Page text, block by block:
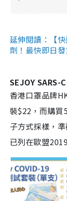
延伸閱讀：【
劑！最快即日
SEJOY SARS-
香港口罩品牌
裝$22，而購買
子方式採樣，
已列在歐盟